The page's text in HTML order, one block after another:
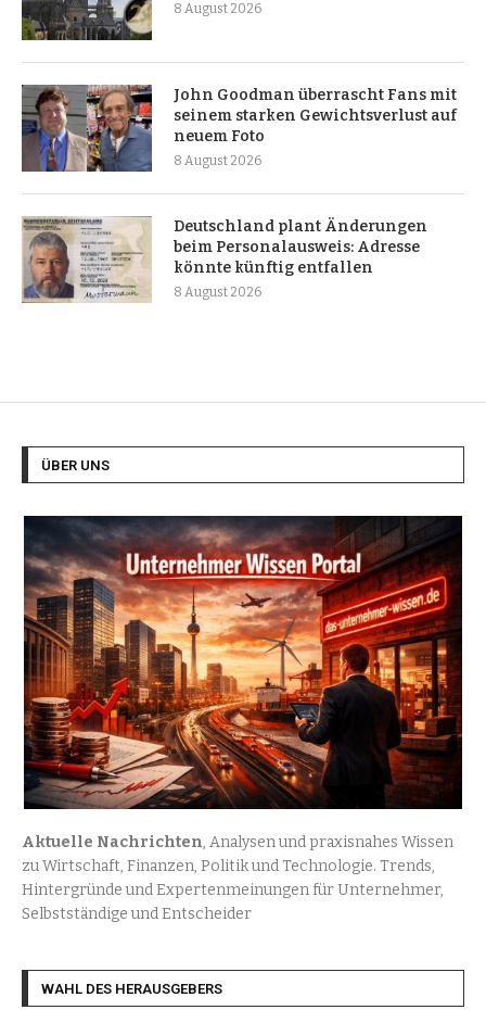
8 August 2026
John Goodman überrascht Fans mit
seinem starken Gewichtsverlust auf
neuem Foto
8 August 2026
Deutschland plant Änderungen
beim Personalausweis: Adresse
könnte künftig entfallen
8 August 2026
ÜBER UNS
Aktuelle Nachrichten, Analysen und praxisnahes Wissen
zu Wirtschaft, Finanzen, Politik und Technologie. Trends,
Hintergründe und Expertenmeinungen für Unternehmer,
Selbstständige und Entscheider
WAHL DES HERAUSGEBERS